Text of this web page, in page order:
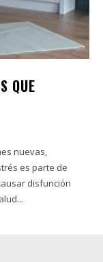
QUE
nuevas,
es parte de
disfunción